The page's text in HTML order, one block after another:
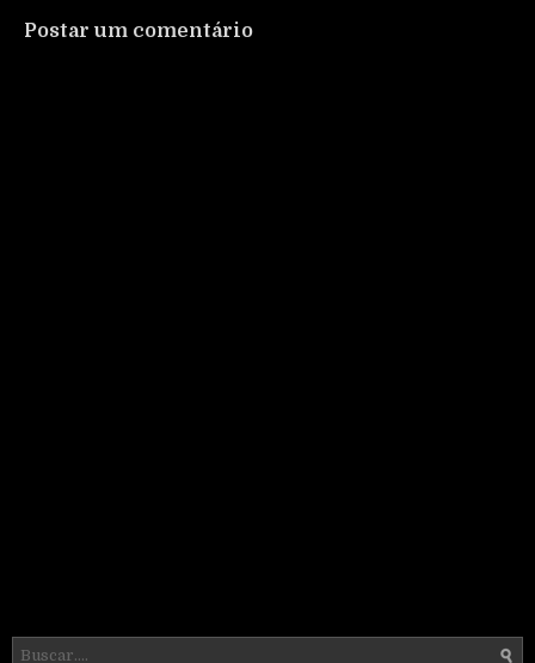
Postar um comentário